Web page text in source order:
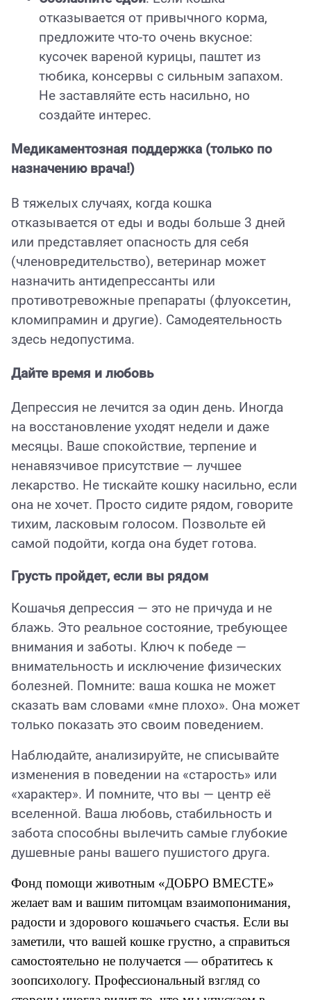
отказывается от привычного корма,
предложите что-то очень вкусное:
кусочек вареной курицы, паштет из
тюбика, консервы с сильным запахом.
Не заставляйте есть насильно, но
создайте интерес.
Медикаментозная поддержка (только по
назначению врача!)
В тяжелых случаях, когда кошка
отказывается от еды и воды больше 3 дней
или представляет опасность для себя
(членовредительство), ветеринар может
назначить антидепрессанты или
противотревожные препараты (флуоксетин,
кломипрамин и другие). Самодеятельность
здесь недопустима.
Дайте время и любовь
Депрессия не лечится за один день. Иногда
на восстановление уходят недели и даже
месяцы. Ваше спокойствие, терпение и
ненавязчивое присутствие — лучшее
лекарство. Не тискайте кошку насильно, если
она не хочет. Просто сидите рядом, говорите
тихим, ласковым голосом. Позвольте ей
самой подойти, когда она будет готова.
Грусть пройдет, если вы рядом
Кошачья депрессия — это не причуда и не
блажь. Это реальное состояние, требующее
внимания и заботы. Ключ к победе —
внимательность и исключение физических
болезней. Помните: ваша кошка не может
сказать вам словами «мне плохо». Она может
только показать это своим поведением.
Наблюдайте, анализируйте, не списывайте
изменения в поведении на «старость» или
«характер». И помните, что вы — центр её
вселенной. Ваша любовь, стабильность и
забота способны вылечить самые глубокие
душевные раны вашего пушистого друга.
Фонд помощи животным «ДОБРО ВМЕСТЕ»
желает вам и вашим питомцам взаимопонимания,
радости и здорового кошачьего счастья. Если вы
заметили, что вашей кошке грустно, а справиться
самостоятельно не получается — обратитесь к
зоопсихологу. Профессиональный взгляд со